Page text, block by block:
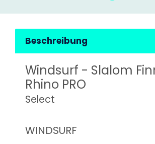
Beschreibung
Windsurf - Slalom
Rhino PRO
Select
WINDSURF